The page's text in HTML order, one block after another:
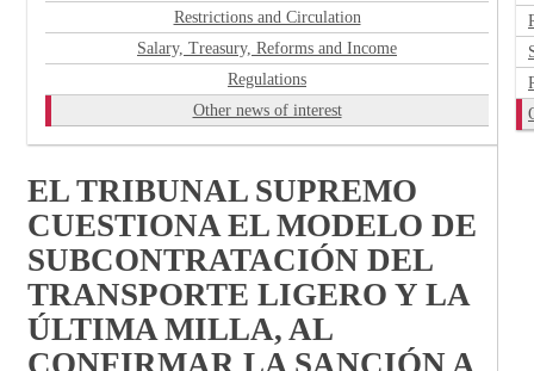
Restrictions and Circulation
Salary, Treasury, Reforms and Income
Regulations
Other news of interest
EL TRIBUNAL SUPREMO
CUESTIONA EL MODELO DE
SUBCONTRATACIÓN DEL
TRANSPORTE LIGERO Y LA
ÚLTIMA MILLA, AL
CONFIRMAR LA SANCIÓN A